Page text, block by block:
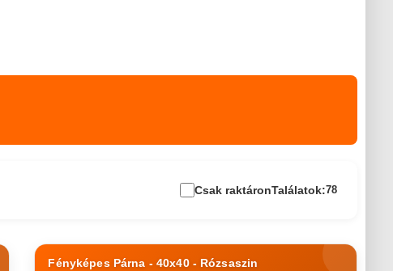
Csak raktáronTalálatok:78
Fényképes Párna - 40x40 - Rózsaszin